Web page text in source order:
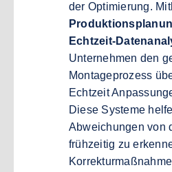
der Optimierung.
Echtzeit-
Unternehmen den
Montageprozess
Echtzeit
Diese Systeme
Abweichungen von
frühzeitig zu